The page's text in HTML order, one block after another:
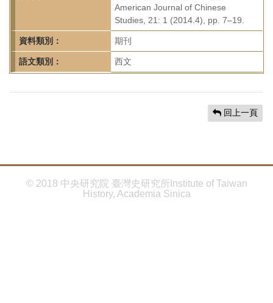
首
頁
American Journal of Chinese
Studies, 21: 1 (2014.4), pp. 7–19.
資料類別： 期刊
語文類別： 西文
回上一頁
© 2018 中央研究院 臺灣史研究所Institute of Taiwan
History, Academia Sinica